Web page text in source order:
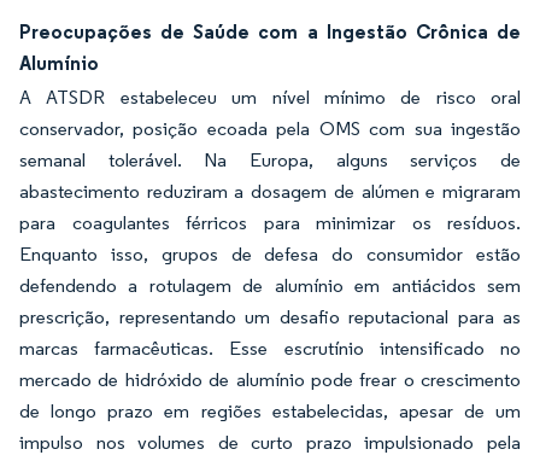
Preocupações de Saúde com a Ingestão Crônica de
Alumínio
A ATSDR estabeleceu um nível mínimo de risco oral
conservador, posição ecoada pela OMS com sua ingestão
semanal tolerável. Na Europa, alguns serviços de
abastecimento reduziram a dosagem de alúmen e migraram
para coagulantes férricos para minimizar os resíduos.
Enquanto isso, grupos de defesa do consumidor estão
defendendo a rotulagem de alumínio em antiácidos sem
prescrição, representando um desafio reputacional para as
marcas farmacêuticas. Esse escrutínio intensificado no
mercado de hidróxido de alumínio pode frear o crescimento
de longo prazo em regiões estabelecidas, apesar de um
impulso nos volumes de curto prazo impulsionado pela